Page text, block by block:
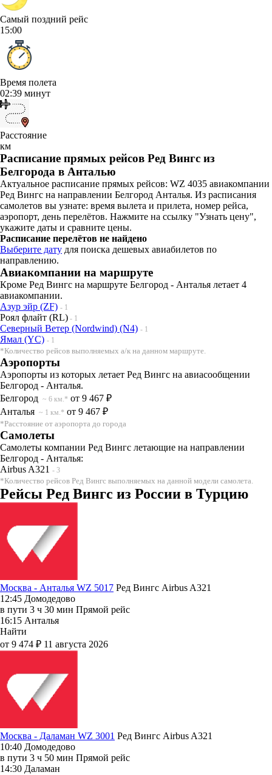
Самый поздний рейс
15:00
Время полета
02:39 минут
Расстояние
км
Расписание прямых рейсов Ред Вингс из
Белгорода в Анталью
Актуальное расписание прямых рейсов: WZ 4035 авиакомпании
Ред Вингс на направлении Белгород Анталья. Из расписания
самолетов вы узнате: время вылета и прилета, номер рейса,
аэропорт, день перелётов. Нажмите на ссылку "Узнать цену",
укажите даты и сравните цены.
Расписание перелётов не найдено
Выберите дату для поиска дешевых авиабилетов по
направлению.
Авиакомпании на маршруте
Кроме Ред Вингс на маршруте Белгород - Анталья летает 4
авиакомпании.
Азур эйр (ZF) - 1
Роял флайт (RL) - 1
Северный Ветер (Nordwind) (N4) - 1
Ямал (YC) - 1
*Количество рейсов выполняемых а/к на данном маршруте.
Аэропорты
Аэропорты из которых летает Ред Вингс на авиасообщении
Белгород - Анталья.
Белгород ~ 6 км.* от 9 467 ₽
Анталья ~ 1 км.* от 9 467 ₽
*Расстояние от аэропорта до города
Самолеты
Самолеты компании Ред Вингс летающие на направлении
Белгород - Анталья:
Airbus A321 - 3
*Количество рейсов Ред Вингс выполняемых на данной модели самолета.
Рейсы Ред Вингс из России в Турцию
Москва - Анталья WZ 5017 Ред Вингс Airbus A321
12:45 Домодедово
в пути 3 ч 30 мин Прямой рейс
16:15 Анталья
Найти
от 9 474 ₽ 11 августа 2026
Москва - Даламан WZ 3001 Ред Вингс Airbus A321
10:40 Домодедово
в пути 3 ч 50 мин Прямой рейс
14:30 Даламан